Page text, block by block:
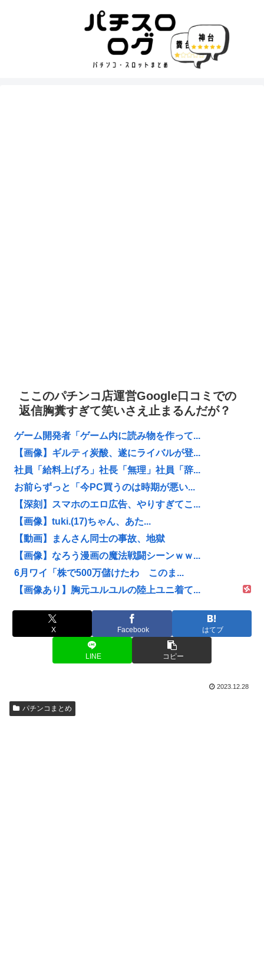
ここのパチンコ店運営Google口コミでの
返信胸糞すぎて笑いさえ止まるんだが？
ゲーム開発者「ゲーム内に読み物を作って...
【画像】ギルティ炭酸、遂にライバルが登...
社員「給料上げろ」社長「無理」社員「辞...
お前らずっと「今PC買うのは時期が悪い...
【深刻】スマホのエロ広告、やりすぎてこ...
【画像】tuki.(17)ちゃん、あた...
【動画】まんさん同士の事故、地獄
【画像】なろう漫画の魔法戦闘シーンｗｗ...
6月ワイ「株で500万儲けたわ このま...
【画像あり】胸元ユルユルの陸上ユニ着て...
X Facebook はてブ
LINE コピー
2023.12.28
パチンコまとめ